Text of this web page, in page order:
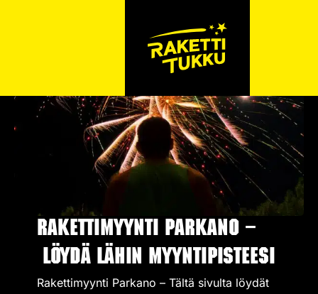
Rakettimyynti Parkano –
Löydä lähin myyntipisteesi
Rakettimyynti Parkano – Tältä sivulta löydät